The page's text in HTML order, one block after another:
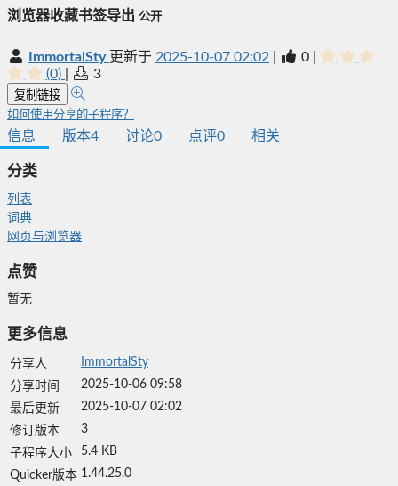
浏览器收藏书签导出 公开
ImmortalSty 更新于 2025-10-07 02:02 0
(0)
3
复制链接
如何使用分享的子程序？
信息 版本4 讨论0 点评0 相关
分类
列表
词典
网页与浏览器
点赞
暂无
更多信息
分享人
ImmortalSty
分享时间
2025-10-06 09:58
最后更新
2025-10-07 02:02
修订版本
3
子程序大小
5.4 KB
Quicker版本 1.44.25.0